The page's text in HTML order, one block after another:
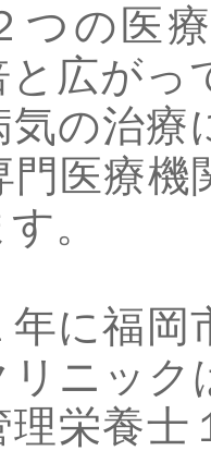
つの医
と広がっ
気の治療
門医療機
。
年に福
リニッ
理栄養